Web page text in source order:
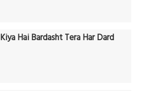
Kiya Hai Bardasht Tera Har Dard